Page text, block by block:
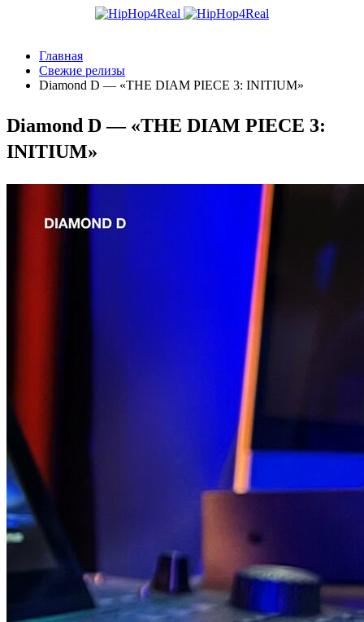
Главная
Свежие релизы
Diamond D — «THE DIAM PIECE 3: INITIUM»
Diamond D — «THE DIAM PIECE 3:
INITIUM»